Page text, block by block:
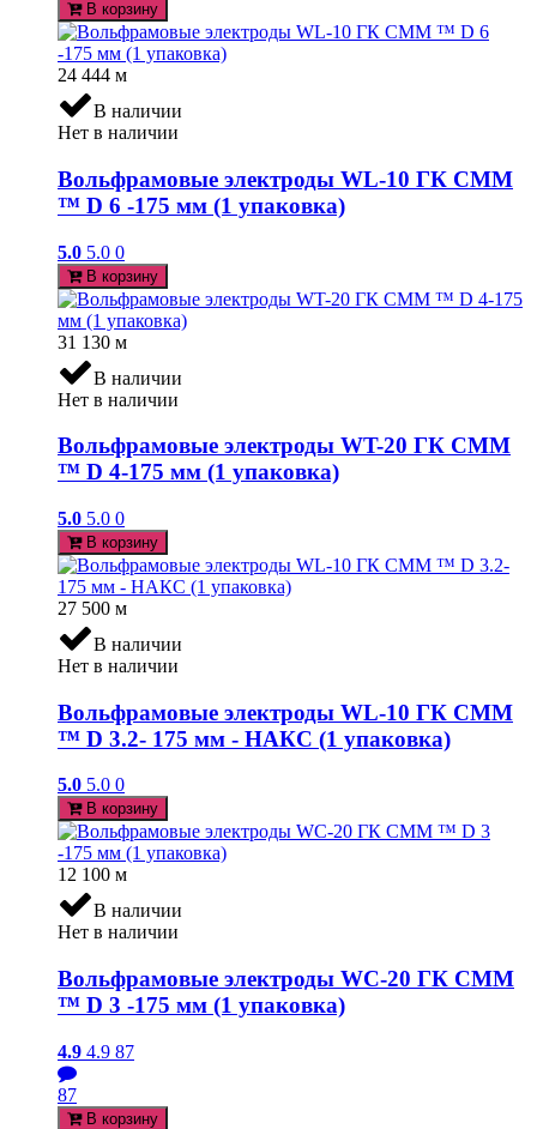
В корзину
24 444 м
В наличии
Нет в наличии
Вольфрамовые электроды WL-10 ГК СММ
™ D 6 -175 мм (1 упаковка)
5.0 5.0 0
В корзину
31 130 м
В наличии
Нет в наличии
Вольфрамовые электроды WT-20 ГК СММ
™ D 4-175 мм (1 упаковка)
5.0 5.0 0
В корзину
27 500 м
В наличии
Нет в наличии
Вольфрамовые электроды WL-10 ГК СММ
™ D 3.2- 175 мм - НАКС (1 упаковка)
5.0 5.0 0
В корзину
12 100 м
В наличии
Нет в наличии
Вольфрамовые электроды WC-20 ГК СММ
™ D 3 -175 мм (1 упаковка)
4.9 4.9 87
87
В корзину